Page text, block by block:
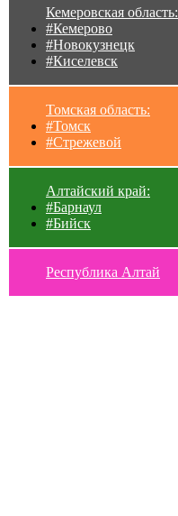
Кемеровская область:
#Кемерово
#Новокузнецк
#Киселевск
Томская область:
#Томск
#Стрежевой
Алтайский край:
#Барнаул
#Бийск
Республика Алтай